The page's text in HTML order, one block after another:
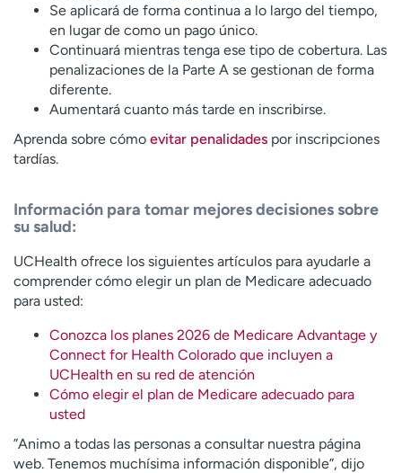
Se aplicará de forma continua a lo largo del tiempo,
en lugar de como un pago único.
Continuará mientras tenga ese tipo de cobertura. Las
penalizaciones de la Parte A se gestionan de forma
diferente.
Aumentará cuanto más tarde en inscribirse.
Aprenda sobre cómo evitar penalidades por inscripciones
tardías.
Información para tomar mejores decisiones sobre
su salud:
UCHealth ofrece los siguientes artículos para ayudarle a
comprender cómo elegir un plan de Medicare adecuado
para usted:
Conozca los planes 2026 de Medicare Advantage y
Connect for Health Colorado que incluyen a
UCHealth en su red de atención
Cómo elegir el plan de Medicare adecuado para
usted
”Animo a todas las personas a consultar nuestra página
web. Tenemos muchísima información disponible”, dijo